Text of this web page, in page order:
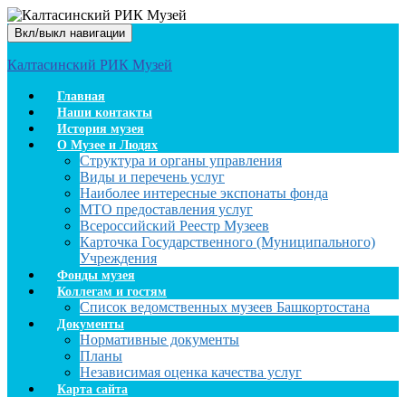
Вкл/выкл навигации
Калтасинский РИК Музей
Главная
Наши контакты
История музея
О Музее и Людях
Структура и органы управления
Виды и перечень услуг
Наиболее интересные экспонаты фонда
МТО предоставления услуг
Всероссийский Реестр Музеев
Карточка Государственного (Муниципального)
Учреждения
Фонды музея
Коллегам и гостям
Список ведомственных музеев Башкортостана
Документы
Нормативные документы
Планы
Независимая оценка качества услуг
Карта сайта